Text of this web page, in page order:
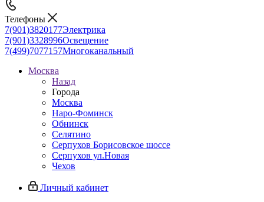
Телефоны
7(901)3820177Электрика
7(901)3328996Освещение
7(499)7077157Многоканальный
Москва
Назад
Города
Москва
Наро-Фоминск
Обнинск
Селятино
Серпухов Борисовское шоссе
Серпухов ул.Новая
Чехов
Личный кабинет